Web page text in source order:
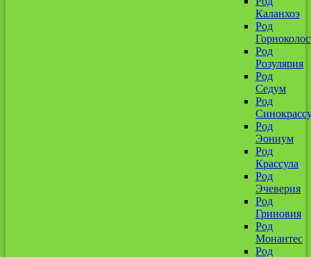
Каланхоэ
Род
Род
Розулярия
Род
Седум
Род
Род
Эониум
Род
Крассула
Род
Эчеверия
Род
Гриновия
Род
Монантес
Род